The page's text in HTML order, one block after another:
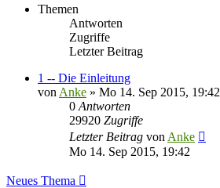
Themen
Antworten
Zugriffe
Letzter Beitrag
1 -- Die Einleitung
von Anke » Mo 14. Sep 2015, 19:42
0 Antworten
29920 Zugriffe
Letzter Beitrag von Anke
Mo 14. Sep 2015, 19:42
Neues Thema